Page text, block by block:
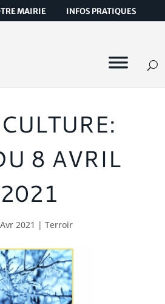
MAIRIE INFOS PRATIQUES
8 AVRIL
2021
2021 | Terroir